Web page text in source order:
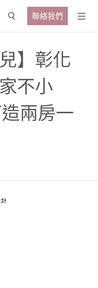
聯絡我們
】彰化
不小
兩房一